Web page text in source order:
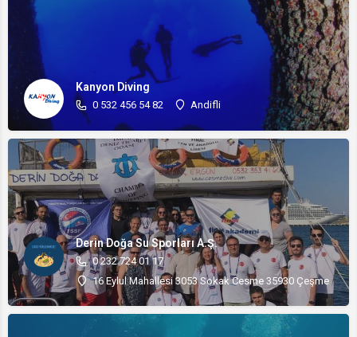
Kanyon Diving
0 532 456 54 82 Andifli
Derin Doğa Su Sporları A.Ş.
0 232 724 01 17
16 Eylul Mahallesi 3053 Sokak Cesme 35930 Çeşme